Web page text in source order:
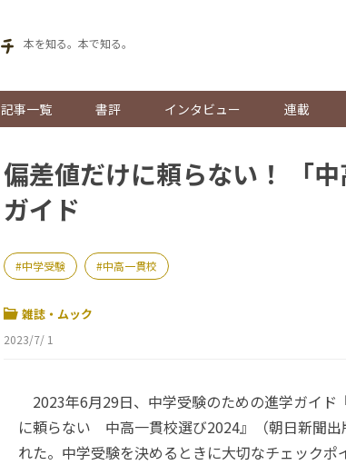
本を知る。本で知る。
記事一覧 書評 インタビュー 連載
偏差値だけに頼らない！ 「
ガイド
中学受験 中高一貫校
雑誌・ムック
2023/7/ 1
2023年6月29日、中学受験のための進学ガイド
に頼らない 中高一貫校選び2024』（朝日新聞出
れた。中学受験を決めるときに大切なチェックポ